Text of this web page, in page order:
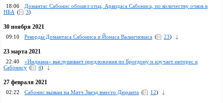
18:06
Домантас Сабонис обошел отца, Арвидаса Сабониса, по количеству очков в
НБА ( 3)
30 ноября 2021
09:10 Рекорды Домантаса Сабониса и Йонаса Валанчюнаса ( 23)
23 марта 2021
22:40
«Индиана» выслушивает предложения по Брогдону и изучает интерес к
Сабонису ( 4)
27 февраля 2021
02:22 Сабонис вызван на Матч Звезд вместо Дюранта ( 12)